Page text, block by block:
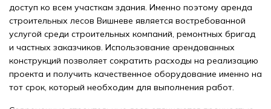
доступ ко всем участкам здания. Именно поэтому аренда
строительных лесов Вишневе является востребованной
услугой среди строительных компаний, ремонтных бригад
и частных заказчиков. Использование арендованных
конструкций позволяет сократить расходы на реализацию
проекта и получить качественное оборудование именно на
тот срок, который необходим для выполнения работ.